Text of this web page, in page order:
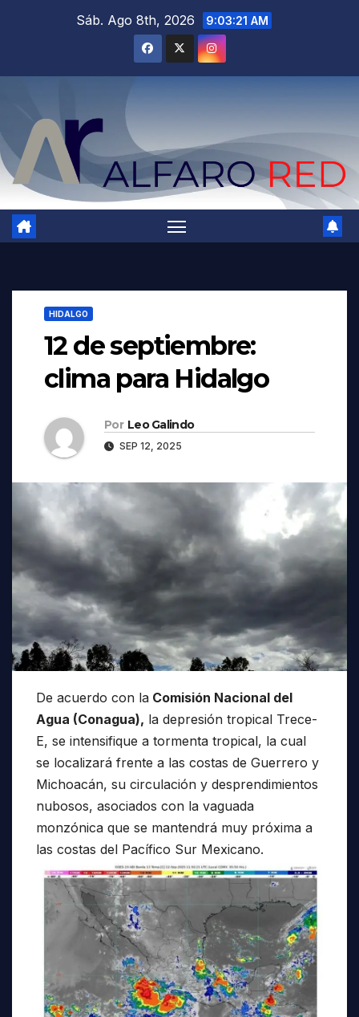
Sáb. Ago 8th, 2026 9:03:23 AM
HIDALGO
12 de septiembre:
clima para Hidalgo
Por Leo Galindo
SEP 12, 2025
De acuerdo con la Comisión Nacional del
Agua (Conagua), la depresión tropical Trece-
E, se intensifique a tormenta tropical, la cual
se localizará frente a las costas de Guerrero y
Michoacán, su circulación y desprendimientos
nubosos, asociados con la vaguada
monzónica que se mantendrá muy próxima a
las costas del Pacífico Sur Mexicano.